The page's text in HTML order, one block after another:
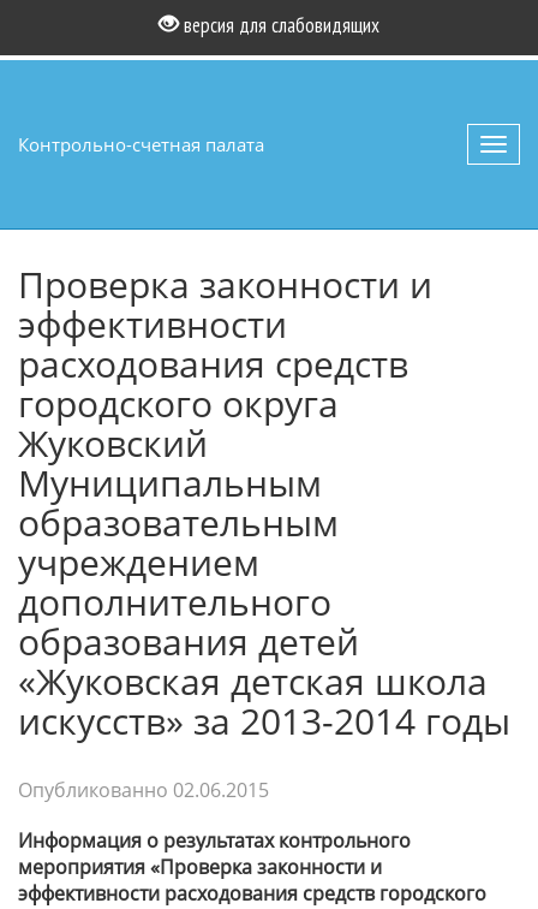
версия для слабовидящих
Контрольно-счетная палата
Проверка законности и
эффективности
расходования средств
городского округа
Жуковский
Муниципальным
образовательным
учреждением
дополнительного
образования детей
«Жуковская детская школа
искусств» за 2013-2014 годы
Опубликованно 02.06.2015
Информация о результатах контрольного
мероприятия «Проверка законности и
эффективности расходования средств городского